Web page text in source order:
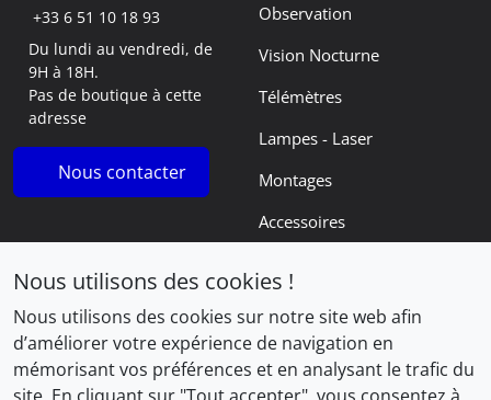
+33 6 51 10 18 93
Du lundi au vendredi, de
9H à 18H.
Pas de boutique à cette
adresse
Nous contacter
Observation
Vision Nocturne
Télémètres
Lampes - Laser
Montages
Accessoires
Navigation
Le blog
Commandes
Panier
Informations
Mentions légales
Conditions Générales de
Vente
Nous utilisons des cookies !
Nous utilisons des cookies sur notre site web afin
d’améliorer votre expérience de navigation en
mémorisant vos préférences et en analysant le trafic du